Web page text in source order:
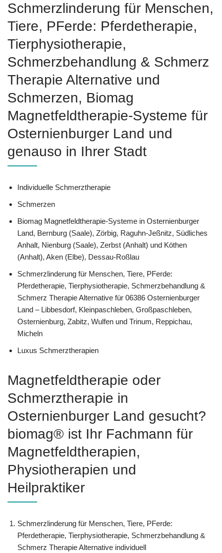
Schmerzlinderung für Menschen,
Tiere, PFerde: Pferdetherapie,
Tierphysiotherapie,
Schmerzbehandlung & Schmerz
Therapie Alternative und
Schmerzen, Biomag
Magnetfeldtherapie-Systeme für
Osternienburger Land und
genauso in Ihrer Stadt
Individuelle Schmerztherapie
Schmerzen
Biomag Magnetfeldtherapie-Systeme in Osternienburger
Land, Bernburg (Saale), Zörbig, Raguhn-Jeßnitz, Südliches
Anhalt, Nienburg (Saale), Zerbst (Anhalt) und Köthen
(Anhalt), Aken (Elbe), Dessau-Roßlau
Schmerzlinderung für Menschen, Tiere, PFerde:
Pferdetherapie, Tierphysiotherapie, Schmerzbehandlung &
Schmerz Therapie Alternative für 06386 Osternienburger
Land – Libbesdorf, Kleinpaschleben, Großpaschleben,
Osternienburg, Zabitz, Wulfen und Trinum, Reppichau,
Micheln
Luxus Schmerztherapien
Magnetfeldtherapie oder
Schmerztherapie in
Osternienburger Land gesucht?
biomag® ist Ihr Fachmann für
Magnetfeldtherapien,
Physiotherapien und
Heilpraktiker
Schmerzlinderung für Menschen, Tiere, PFerde:
Pferdetherapie, Tierphysiotherapie, Schmerzbehandlung &
Schmerz Therapie Alternative individuell